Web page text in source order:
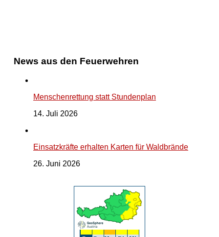
News aus den Feuerwehren
Menschenrettung statt Stundenplan
14. Juli 2026
Einsatzkräfte erhalten Karten für Waldbrände
26. Juni 2026